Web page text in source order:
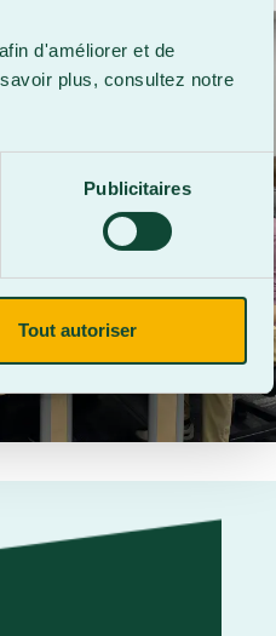
d'améliorer et de
plus, consultez notre
Publicitaires
Tout autoriser